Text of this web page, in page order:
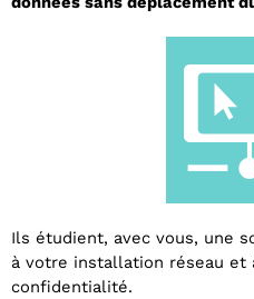
Ils étudient, avec vous, une
à votre installation réseau et
confidentialité.